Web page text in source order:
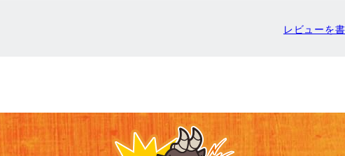
レビューを書